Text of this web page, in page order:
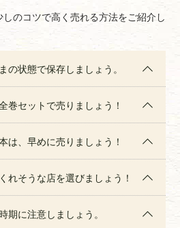
のコツで高く売れる方法をご紹介し
の状態で保存しましょう。
巻セットで売りましょう！
は、早めに売りましょう！
れそうな店を選びましょう！
期に注意しましょう。